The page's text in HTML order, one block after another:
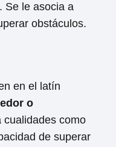
. Se le asocia a
obstáculos.
en el latín
o
cualidades como
de superar